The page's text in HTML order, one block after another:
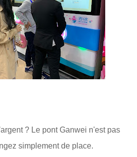
? Le pont Ganwei n'est pas
simplement de place.